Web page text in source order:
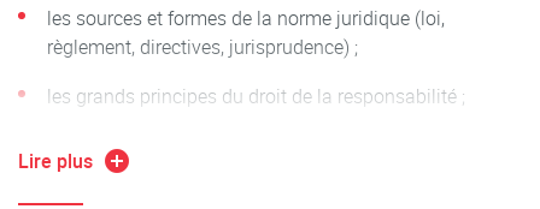
numériques et une démarche pédagogique progressive.
les sources et formes de la norme juridique (loi,
règlement, directives, jurisprudence) ;
les grands principes du droit de la responsabilité ;
la distinction entre droit public et droit privé ;
Lire plus